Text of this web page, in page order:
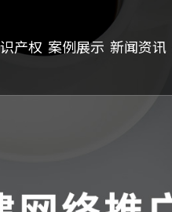
产权 案例展示 新闻资讯